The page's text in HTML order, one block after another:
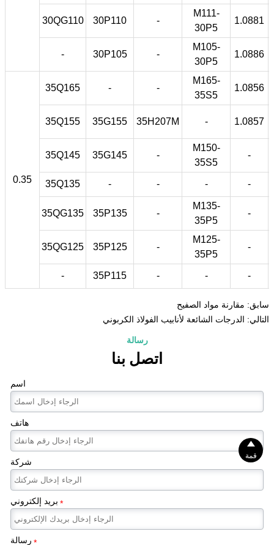
30QG110 30P110 -
M111-
30P5
1.0881
- 30P105 -
M105-
30P5
1.0886
0.35
35Q165 - -
M165-
35S5
1.0856
35Q155 35G155 35H207M - 1.0857
35Q145 35G145 -
M150-
35S5
-
35Q135 - - - -
35QG135 35P135 -
M135-
35P5
-
35QG125 35P125 -
M125-
35P5
-
- 35P115 - - -
سابق: مقارنة مواد الصفيح
التالي: الدرجات الشائعة لأنابيب الفولاذ الكربوني
رسالة
اتصل بنا
اسم
هاتف
شركة
بريد إلكتروني *
رسالة *

قمة